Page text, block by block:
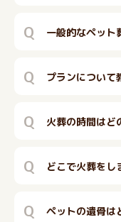
Q 一般的なペット
Q プランについて
Q 火葬の時間はど
Q どこで火葬をし
Q ペットの遺骨は